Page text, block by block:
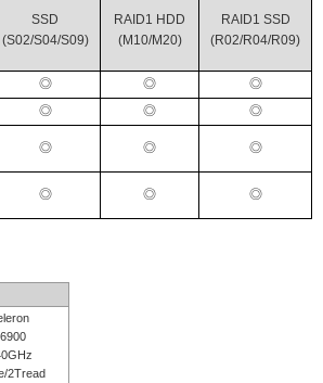
SSD
(S02/S04/S09)
RAID1 HDD
(M10/M20)
RAID1 SSD
(R02/R04/R09)
◎ ◎
◎
◎ ◎
◎
◎ ◎ ◎
◎ ◎ ◎
2Tread